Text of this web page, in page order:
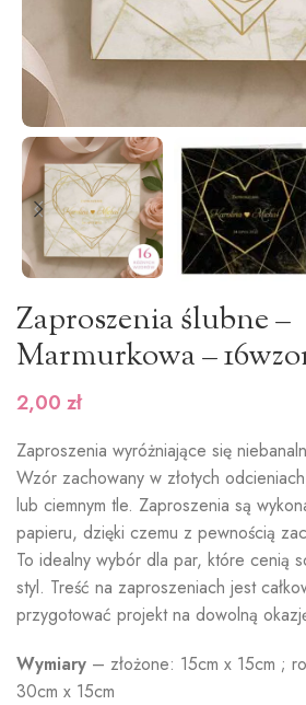
Zaproszenia ślubne –
Marmurkowa –
2,00 zł
Zaproszenia wyróżniające się
Wzór zachowany w złotych
lub ciemnym tle. Zaproszenia są
papieru, dzięki czemu z pewnością
To idealny wybór dla par, które cenią
styl. Treść na zaproszeniach jest
przygotować projekt na dowolną
Wymiary – złożone: 15cm x 15cm ;
30cm x 15cm